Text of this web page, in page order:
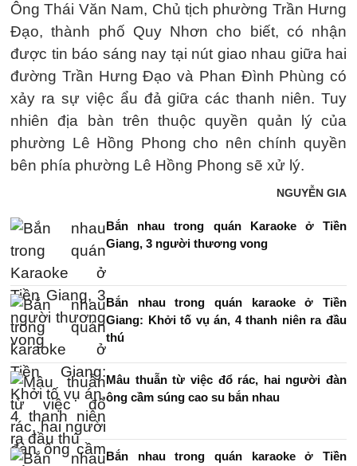
Ông Thái Văn Nam, Chủ tịch phường Trần Hưng
Đạo, thành phố Quy Nhơn cho biết, có nhận
được tin báo sáng nay tại nút giao nhau giữa hai
đường Trần Hưng Đạo và Phan Đình Phùng có
xảy ra sự việc ẩu đả giữa các thanh niên. Tuy
nhiên địa bàn trên thuộc quyền quản lý của
phường Lê Hồng Phong cho nên chính quyền
bên phía phường Lê Hồng Phong sẽ xử lý.
NGUYỄN GIA
Bắn nhau trong quán Karaoke ở Tiền
Giang, 3 người thương vong
Bắn nhau trong quán karaoke ở Tiền
Giang: Khởi tố vụ án, 4 thanh niên ra đầu
thú
Mâu thuẫn từ việc đổ rác, hai người đàn
ông cầm súng cao su bắn nhau
Bắn nhau trong quán karaoke ở Tiền